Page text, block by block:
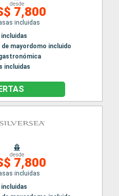
desde
7,800
incluidas
de mayordomo incluido
incluidas
desde
7,800
incluidas